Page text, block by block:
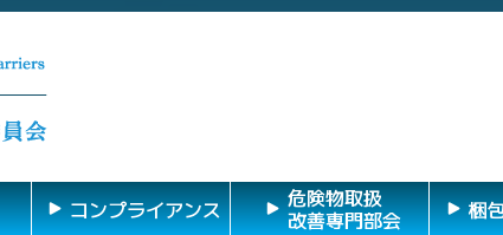
コンプライアンス 危険物取扱
改善専門部会 梱